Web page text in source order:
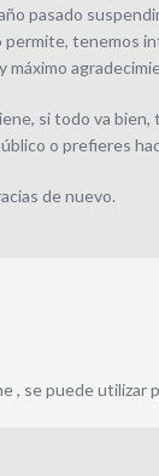
pasado
permite, tenemos
máximo
si todo va
o prefieres
de nuevo.
, se puede utilizar